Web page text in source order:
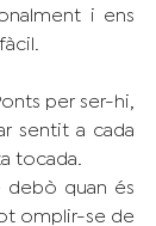
i ens
per ser-hi,
sentit a cada
tocada.
debò quan és
omplir-se de